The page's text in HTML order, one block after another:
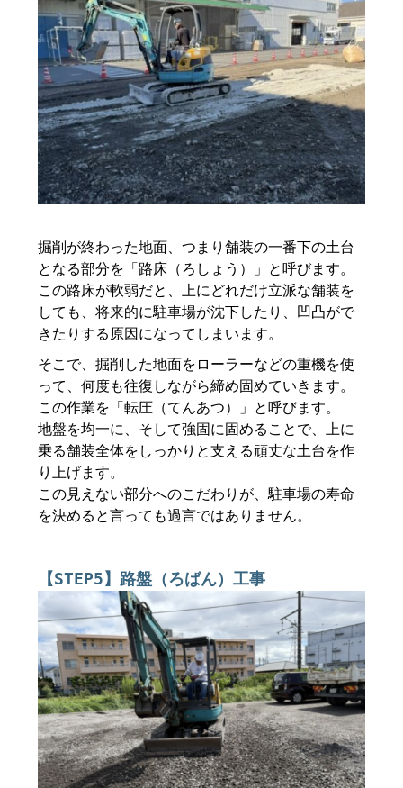
掘削が終わった地面、つまり舗装の一番下の土台
となる部分を「路床（ろしょう）」と呼びます。
この路床が軟弱だと、上にどれだけ立派な舗装を
しても、将来的に駐車場が沈下したり、凹凸がで
きたりする原因になってしまいます。
そこで、掘削した地面をローラーなどの重機を使
って、何度も往復しながら締め固めていきます。
この作業を「転圧（てんあつ）」と呼びます。
地盤を均一に、そして強固に固めることで、上に
乗る舗装全体をしっかりと支える頑丈な土台を作
り上げます。
この見えない部分へのこだわりが、駐車場の寿命
を決めると言っても過言ではありません。
【STEP5】路盤（ろばん）工事